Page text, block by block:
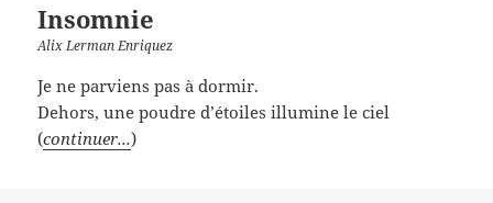
Insomnie
Alix Lerman Enriquez
Je ne parviens pas à dormir.
Dehors, une poudre d’étoiles illumine le ciel
(continuer...)